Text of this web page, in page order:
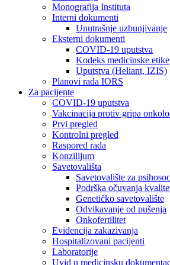
Monografija Instituta
Interni dokumenti
Unutrašnje uzbunjivanje
Eksterni dokumenti
COVID-19 uputstva
Kodeks medicinske etike
Uputstva (Heliant, IZIS)
Planovi rada IORS
Za pacijente
COVID-19 uputstva
Vakcinacija protiv gripa
Prvi pregled
Kontrolni pregled
Raspored rada
Konzilijum
Savetovališta
Savetovalište za
Podrška očuvanja
Genetičko savetovalište
Odvikavanje od pušenja
Onkofertilitet
Evidencija zakazivanja
Hospitalizovani pacijenti
Laboratorije
Uvid u medicinsku